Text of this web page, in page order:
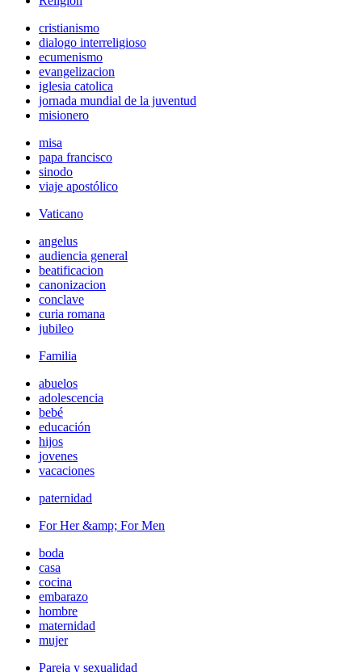
cristianismo
dialogo interreligioso
ecumenismo
evangelizacion
iglesia catolica
jornada mundial de la juventud
misionero
misa
papa francisco
sinodo
viaje apostólico
Vaticano
angelus
audiencia general
beatificacion
canonizacion
conclave
curia romana
jubileo
Familia
abuelos
adolescencia
bebé
educación
hijos
jovenes
vacaciones
paternidad
For Her &amp; For Men
boda
casa
cocina
embarazo
hombre
maternidad
mujer
Pareja y sexualidad